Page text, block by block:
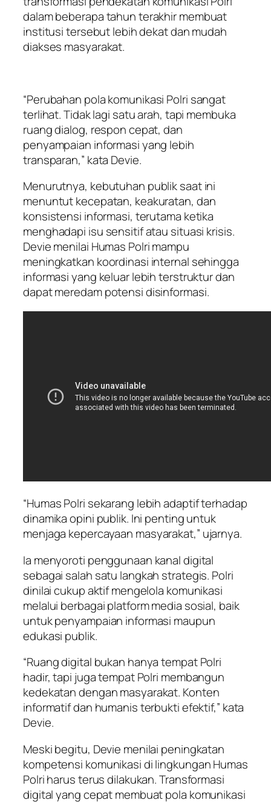
dalam beberapa tahun terakhir membuat
institusi tersebut lebih dekat dan mudah
diakses masyarakat.
“Perubahan pola komunikasi Polri sangat
terlihat. Tidak lagi satu arah, tapi membuka
ruang dialog, respon cepat, dan
penyampaian informasi yang lebih
transparan,” kata Devie.
Menurutnya, kebutuhan publik saat ini
menuntut kecepatan, keakuratan, dan
konsistensi informasi, terutama ketika
menghadapi isu sensitif atau situasi krisis.
Devie menilai Humas Polri mampu
meningkatkan koordinasi internal sehingga
informasi yang keluar lebih terstruktur dan
dapat meredam potensi disinformasi.
“Humas Polri sekarang lebih adaptif terhadap
dinamika opini publik. Ini penting untuk
menjaga kepercayaan masyarakat,” ujarnya.
Ia menyoroti penggunaan kanal digital
sebagai salah satu langkah strategis. Polri
dinilai cukup aktif mengelola komunikasi
melalui berbagai platform media sosial, baik
untuk penyampaian informasi maupun
edukasi publik.
“Ruang digital bukan hanya tempat Polri
hadir, tapi juga tempat Polri membangun
kedekatan dengan masyarakat. Konten
informatif dan humanis terbukti efektif,” kata
Devie.
Meski begitu, Devie menilai peningkatan
kompetensi komunikasi di lingkungan Humas
Polri harus terus dilakukan. Transformasi
digital yang cepat membuat pola komunikasi